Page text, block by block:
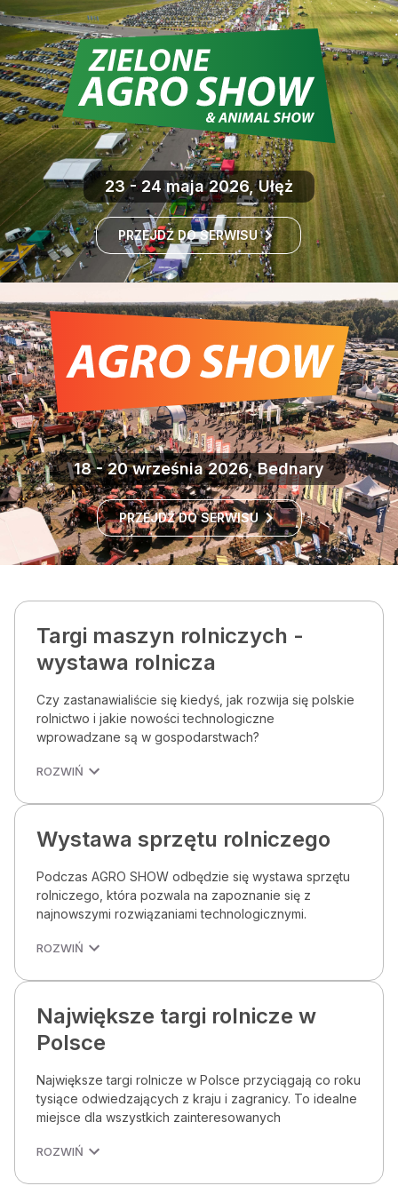
23 - 24 maja 2026, Ułęż
PRZEJDŹ DO SERWISU
18 - 20 września 2026, Bednary
PRZEJDŹ DO SERWISU
Targi maszyn rolniczych -
wystawa rolnicza
Czy zastanawialiście się kiedyś, jak rozwija się polskie
rolnictwo i jakie nowości technologiczne
wprowadzane są w gospodarstwach?
ROZWIŃ
Wystawa sprzętu rolniczego
Podczas AGRO SHOW odbędzie się wystawa sprzętu
rolniczego, która pozwala na zapoznanie się z
najnowszymi rozwiązaniami technologicznymi.
ROZWIŃ
Największe targi rolnicze w
Polsce
Największe targi rolnicze w Polsce przyciągają co roku
tysiące odwiedzających z kraju i zagranicy. To idealne
miejsce dla wszystkich zainteresowanych
ROZWIŃ